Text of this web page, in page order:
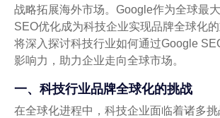
战略拓展海外市场。Google作为全球最
SEO优化成为科技企业实现品牌全球化
将深入探讨科技行业如何通过Google
影响力，助力企业走向全球市场。
一、科技行业品牌全球化的挑战
在全球化进程中，科技企业面临着诸多